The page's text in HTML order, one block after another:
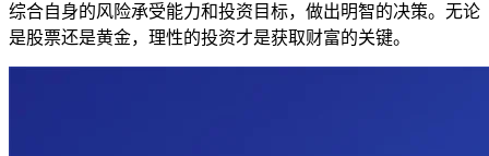
综合自身的风险承受能力和投资目标，做出明智的决策。无论
是股票还是黄金，理性的投资才是获取财富的关键。